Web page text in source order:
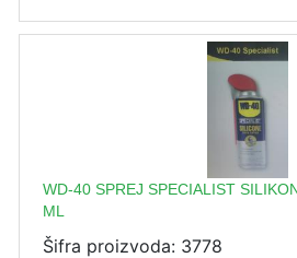
WD-40 SPREJ SPECIALIST
ML
Šifra proizvoda: 3778